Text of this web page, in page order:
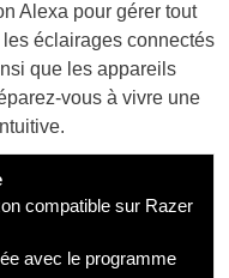
Alexa pour gérer tout
éclairages connectés
que les appareils
vous à vivre une
compatible sur Razer
avec le programme